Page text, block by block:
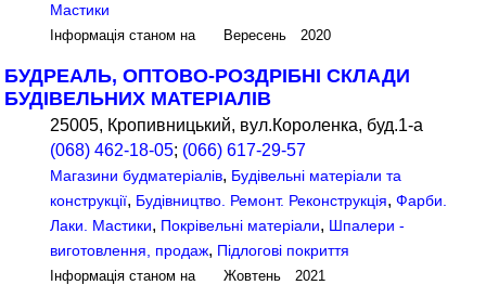
Мастики
Інформація станом на Вересень 2020
БУДРЕАЛЬ, ОПТОВО-РОЗДРІБНІ СКЛАДИ
БУДІВЕЛЬНИХ МАТЕРІАЛІВ
25005, Кропивницький, вул.Короленка, буд.1-а
(068) 462-18-05; (066) 617-29-57
Магазини будматеріалів, Будівельні матеріали та
конструкції, Будівництво. Ремонт. Реконструкція,Фарби.
Лаки. Мастики, Покрівельні матеріали, Шпалери -
виготовлення, продаж, Підлогові покриття
Інформація станом на Жовтень 2021